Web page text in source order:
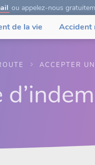
ou appelez-nous
de la vie Accident
ACCEPTER